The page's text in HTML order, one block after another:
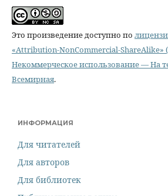
Это произведение доступно по
«Attribution-NonCommercial-
Некоммерческое использование — На
Всемирная.
ИНФОРМАЦИЯ
Для читателей
Для авторов
Для библиотек